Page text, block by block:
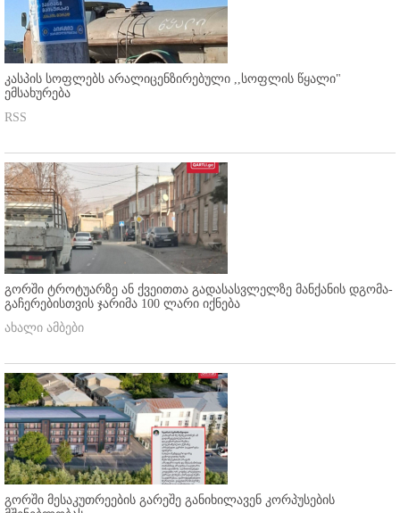
კასპის სოფლებს არალიცენზირებული ,,სოფლის წყალი"
ემსახურება
RSS
გორში ტროტუარზე ან ქვეითთა გადასასვლელზე მანქანის დგომა-
გაჩერებისთვის ჯარიმა 100 ლარი იქნება
ახალი ამბები
გორში მესაკუთრეების გარეშე განიხილავენ კორპუსების